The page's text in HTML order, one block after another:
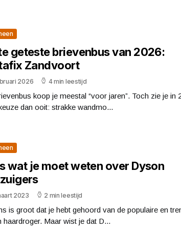
geteste brievenbus van 2026:
Zandvoort
2026 4 min leestijd
koop je meestal “voor jaren”. Toch zie je in
dan ooit: strakke wandmo...
wat je moet weten over Dyson
2023 2 min leestijd
is groot dat je hebt gehoord van de populaire en
haardroger. Maar wist je dat D...